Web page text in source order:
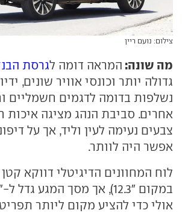
צילום: נועם ריין
מה שונה: המראה דומה לגרסת
גדולה יותר וכונסי אוויר שונים,
נשלפות בדומה לדגמים חשמליים
אחרים. סביבת הנהג מציגה איכות
צבעים נעימה לעין וליד, אך על
אפשר היה לוותר.
אולי כדי להציע מקום ליותר